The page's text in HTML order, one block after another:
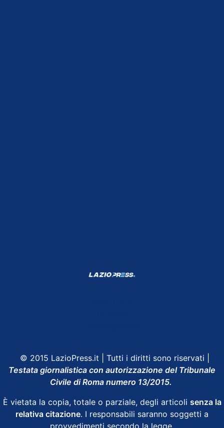
© 2015 LazioPress.it | Tutti i diritti sono riservati |
Testata giornalistica con autorizzazione del Tribunale
Civile di Roma numero 13/2015.
È vietata la copia, totale o parziale, degli articoli senza la
relativa citazione. I responsabili saranno soggetti a
provvedimenti secondo la legge.